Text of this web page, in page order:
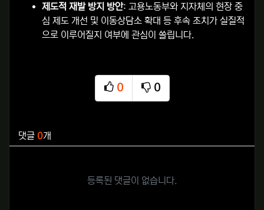
제도적 재발 방지 방안: 고용노동부와 지자체의 현장 중
심 제도 개선 및 이동상담소 확대 등 후속 조치가 실질적
으로 이루어질지 여부에 관심이 쏠립니다.
0
추천
0
비추천
댓글 0개
등록된 댓글이 없습니다.